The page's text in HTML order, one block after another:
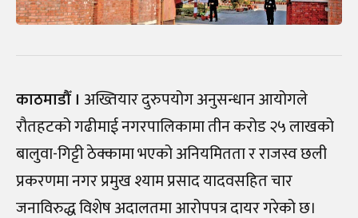
काठमाडौँ । अख्तियार दुरुपयोग अनुसन्धान आयोगले
रौतहटको गढीमाई नगरपालिकामा तीन करोड २५ लाखको
बालुवा-गिट्टी ठेक्कामा भएको अनियमितता र राजस्व छली
प्रकरणमा नगर प्रमुख श्याम प्रसाद यादवसहित चार
जनाविरुद्ध विशेष अदालतमा आरोपपत्र दायर गरेको छ।